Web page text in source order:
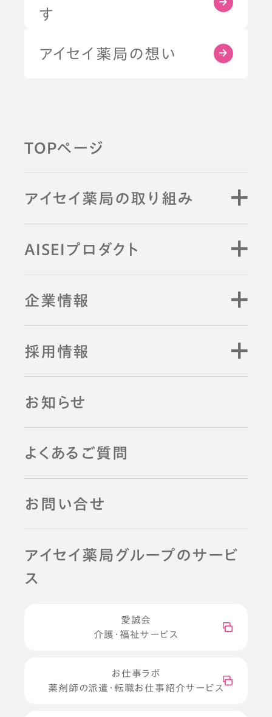
す
アイセイ薬局の想い
TOPページ
アイセイ薬局の取り組み
AISEIプロダクト
企業情報
採用情報
お知らせ
よくあるご質問
お問い合せ
アイセイ薬局グループのサービ
ス
愛誠会
介護・福祉サービス
お仕事ラボ
薬剤師の派遣・転職お仕事紹介サービス